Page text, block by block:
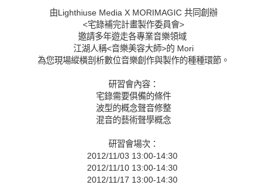
由Lighthiuse Media X MORIMAGIC 共同創辦
<宅錄補完計畫製作委員會>
邀請多年遊走各專業音樂領域
江湖人稱<音樂美容大師>的 Mori
為您現場縱橫剖析數位音樂創作與製作的種種環節。
研習會內容：
宅錄需要俱備的條件
波型的概念聲音修整
混音的藝術聲學概念
研習會場次：
2012/11/03 13:00-14:30
2012/11/10 13:00-14:30
2012/11/17 13:00-14:30